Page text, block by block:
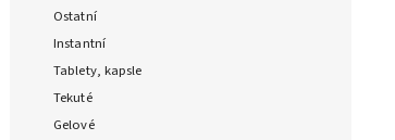
Ostatní
Instantní
Tablety, kapsle
Tekuté
Gelové